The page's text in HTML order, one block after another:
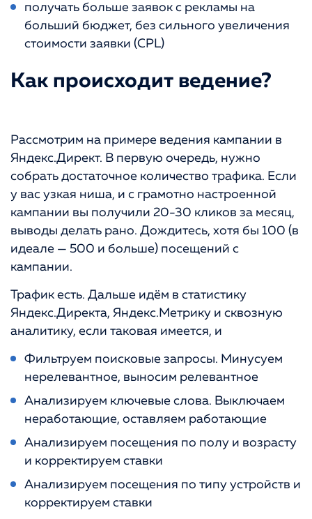
получать больше заявок с рекламы на
больший бюджет, без сильного увеличения
стоимости заявки (CPL)
Как происходит ведение?
Рассмотрим на примере ведения кампании в
Яндекс.Директ. В первую очередь, нужно
собрать достаточное количество трафика. Если
у вас узкая ниша, и с грамотно настроенной
кампании вы получили 20-30 кликов за месяц,
выводы делать рано. Дождитесь, хотя бы 100 (в
идеале — 500 и больше) посещений с
кампании.
Трафик есть. Дальше идём в статистику
Яндекс.Директа, Яндекс.Метрику и сквозную
аналитику, если таковая имеется, и
Фильтруем поисковые запросы. Минусуем
нерелевантное, выносим релевантное
Анализируем ключевые слова. Выключаем
неработающие, оставляем работающие
Анализируем посещения по полу и возрасту
и корректируем ставки
Анализируем посещения по типу устройств и
корректируем ставки